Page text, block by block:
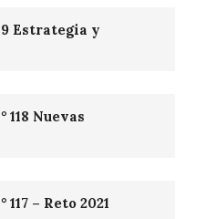
Estrategia y
118 Nuevas
– Reto 2021